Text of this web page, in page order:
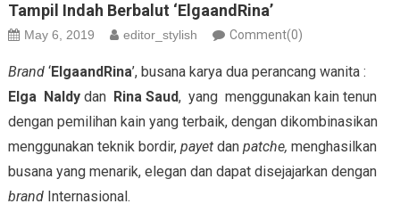
Tampil Indah Berbalut ‘ElgaandRina’
May 6, 2019 editor_stylish Comment(0)
Brand‘ElgaandRina’, busana karya dua perancang wanita :
Elga Naldydan Rina Saud, yang menggunakan kain tenun
dengan pemilihan kain yang terbaik, dengan dikombinasikan
menggunakan teknik bordir, payetdan patche, menghasilkan
busana yang menarik, elegan dan dapat disejajarkan dengan
brandInternasional.